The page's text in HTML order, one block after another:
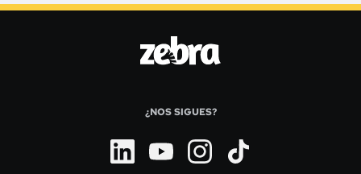
¿NOS SIGUES?